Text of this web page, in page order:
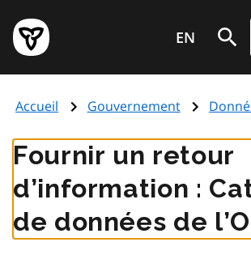
au
contenu
principal
Page
d'accueil
de
EN
Accueil Gouvernement
Fournir un retour
d’information :
de données de